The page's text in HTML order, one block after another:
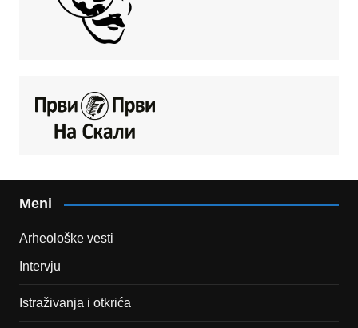
Meni
Arheološke vesti
Intervju
Istraživanja i otkrića